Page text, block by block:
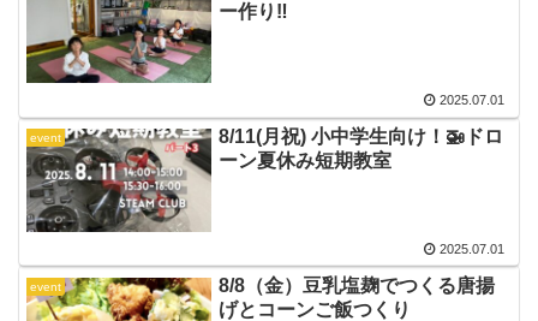
ー作り‼️
2025.07.01
event
8/11(月祝) 小中学生向け！🚁ドロ
ーン夏休み短期教室
2025.07.01
event
8/8（金）豆乳塩麹でつくる唐揚
げとコーンご飯つくり